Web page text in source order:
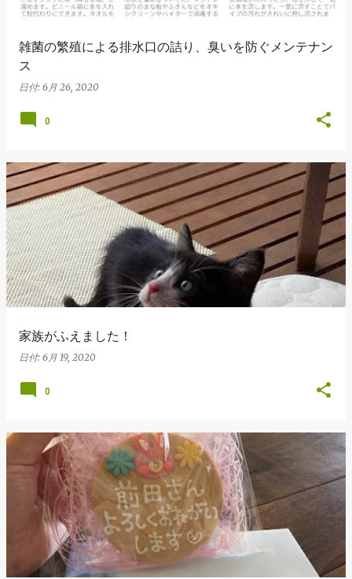
雑菌の繁殖による排水口の詰り、臭いを防ぐメンテナン
ス
日付: 6月 26, 2020
0
家族がふえました！
日付: 6月 19, 2020
0